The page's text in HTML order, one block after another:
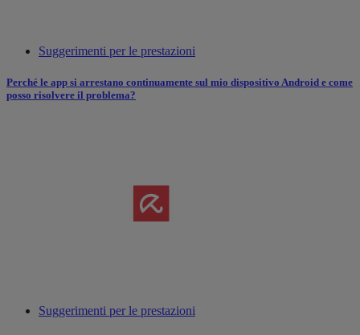
Suggerimenti per le prestazioni
Perché le app si arrestano continuamente sul mio dispositivo Android e come
posso risolvere il problema?
Suggerimenti per le prestazioni